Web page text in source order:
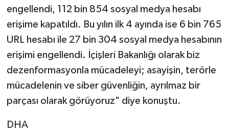
engellendi, 112 bin 854 sosyal medya hesabı
erişime kapatıldı. Bu yılın ilk 4 ayında ise 6 bin 765
URL hesabı ile 27 bin 304 sosyal medya hesabının
erişimi engellendi. İçişleri Bakanlığı olarak biz
dezenformasyonla mücadeleyi; asayişin, terörle
mücadelenin ve siber güvenliğin, ayrılmaz bir
parçası olarak görüyoruz" diye konuştu.
DHA